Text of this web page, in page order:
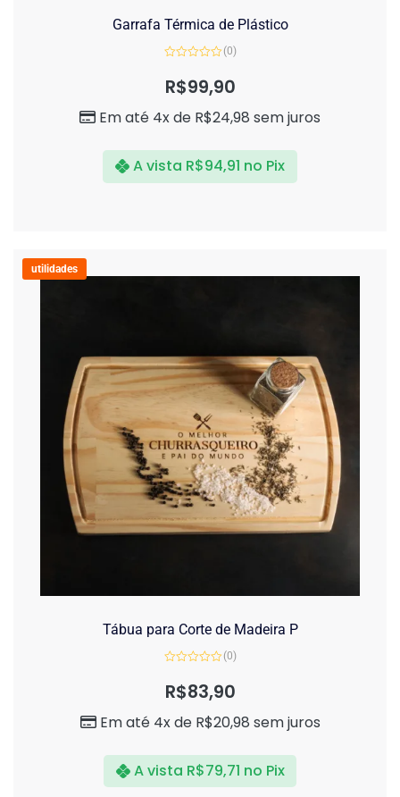
Garrafa Térmica de Plástico
de
(0)
R$99,90
Em até 4x de R$24,98 sem juros
A vista R$94,91 no Pix
utilidades
Tábua para Corte de Madeira P
de
(0)
R$83,90
Em até 4x de R$20,98 sem juros
A vista R$79,71 no Pix